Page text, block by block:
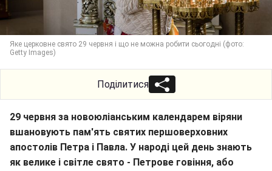
Яке церковне свято 29 червня і що не можна робити сьогодні (фото:
Getty Images)
Поділитися
29 червня за новоюліанським календарем віряни
вшановують пам'ять святих першоверховних
апостолів Петра і Павла. У народі цей день знають
як велике і світле свято - Петрове говіння, або